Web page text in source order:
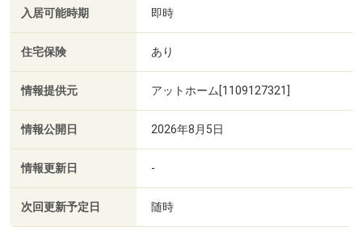
入居可能時期 即時
住宅保険 あり
情報提供元 アットホーム[1109127321]
情報公開日 2026年8月5日
情報更新日 -
次回更新予定日 随時